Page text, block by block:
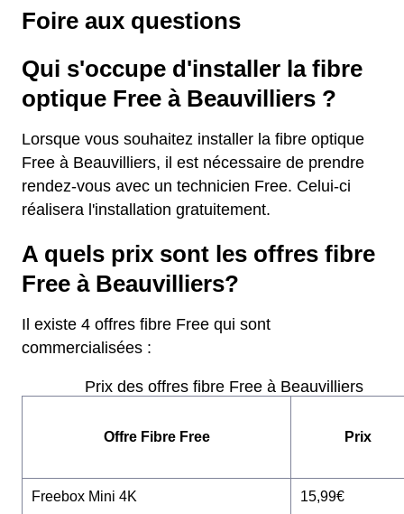
Foire aux questions
Qui s'occupe d'installer la fibre
optique Free à Beauvilliers ?
Lorsque vous souhaitez installer la fibre optique
Free à Beauvilliers, il est nécessaire de prendre
rendez-vous avec un technicien Free. Celui-ci
réalisera l'installation gratuitement.
A quels prix sont les offres fibre
Free à Beauvilliers?
Il existe 4 offres fibre Free qui sont
commercialisées :
Prix des offres fibre Free à Beauvilliers
Offre Fibre Free Prix
Freebox Mini 4K 15,99€